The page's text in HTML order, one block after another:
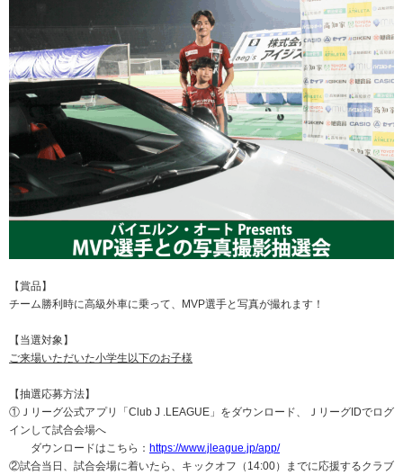
【賞品】
チーム勝利時に高級外車に乗って、MVP選手と写真が撮れます！
【当選対象】
ご来場いただいた小学生以下のお子様
【抽選応募方法】
①Ｊリーグ公式アプリ「Club J .LEAGUE」をダウンロード、ＪリーグIDでログ
インして試合会場へ
ダウンロードはこちら： https://www.jleague.jp/app/
②試合当日、試合会場に着いたら、キックオフ（14:00）までに応援するクラブ